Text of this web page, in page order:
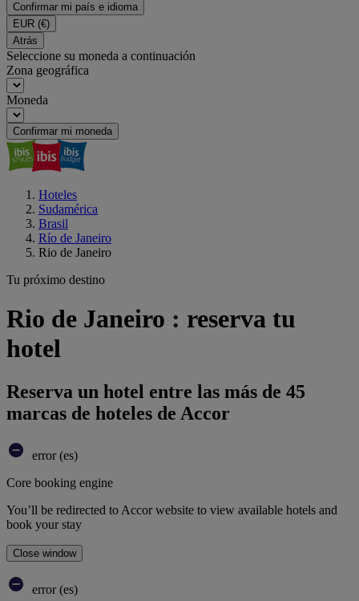
Confirmar mi país e idioma
EUR (€)
Atrás
Seleccione su moneda a continuación
Zona geográfica
Moneda
Confirmar mi moneda
Hoteles
Sudamérica
Brasil
Río de Janeiro
Rio de Janeiro
Tu próximo destino
Rio de Janeiro : reserva tu
hotel
Reserva un hotel entre las más de 45
marcas de hoteles de Accor
error (es)
Core booking engine
You’ll be redirected to Accor website to view available hotels and
book your stay
Close window
error (es)